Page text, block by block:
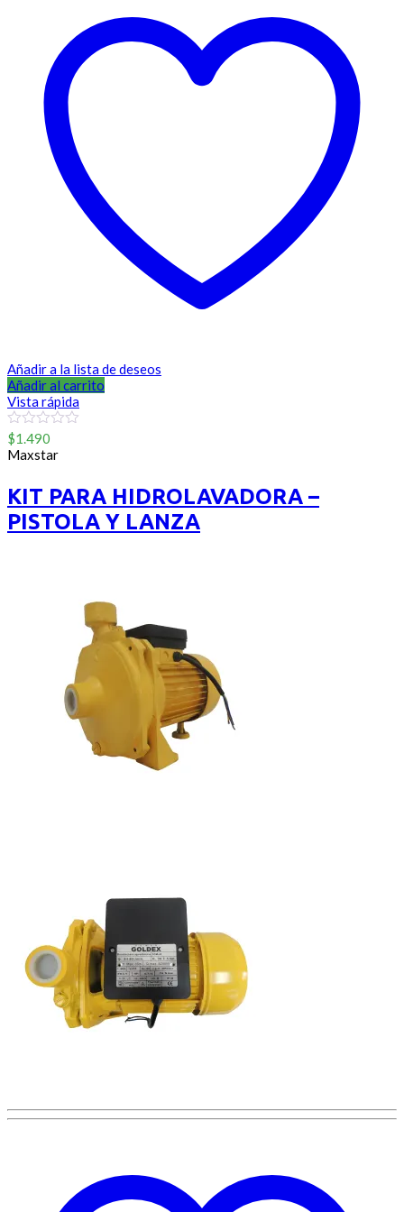
Añadir a la lista de deseos
Añadir al carrito
Vista rápida
0
out
of
$1.490
Maxstar
KIT PARA HIDROLAVADORA –
PISTOLA Y LANZA